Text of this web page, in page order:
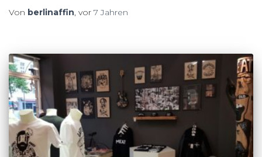
Von berlinaffin, vor 7 Jahren